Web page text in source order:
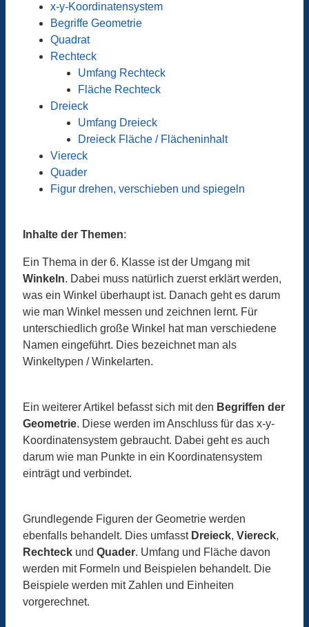
x-y-Koordinatensystem
Begriffe Geometrie
Quadrat
Rechteck
Umfang Rechteck
Fläche Rechteck
Dreieck
Umfang Dreieck
Dreieck Fläche / Flächeninhalt
Viereck
Quader
Figur drehen, verschieben und spiegeln
Inhalte der Themen:
Ein Thema in der 6. Klasse ist der Umgang mit
Winkeln. Dabei muss natürlich zuerst erklärt werden,
was ein Winkel überhaupt ist. Danach geht es darum
wie man Winkel messen und zeichnen lernt. Für
unterschiedlich große Winkel hat man verschiedene
Namen eingeführt. Dies bezeichnet man als
Winkeltypen / Winkelarten.
Ein weiterer Artikel befasst sich mit den Begriffen der
Geometrie. Diese werden im Anschluss für das x-y-
Koordinatensystem gebraucht. Dabei geht es auch
darum wie man Punkte in ein Koordinatensystem
einträgt und verbindet.
Grundlegende Figuren der Geometrie werden
ebenfalls behandelt. Dies umfasst Dreieck, Viereck,
Rechteck und Quader. Umfang und Fläche davon
werden mit Formeln und Beispielen behandelt. Die
Beispiele werden mit Zahlen und Einheiten
vorgerechnet.